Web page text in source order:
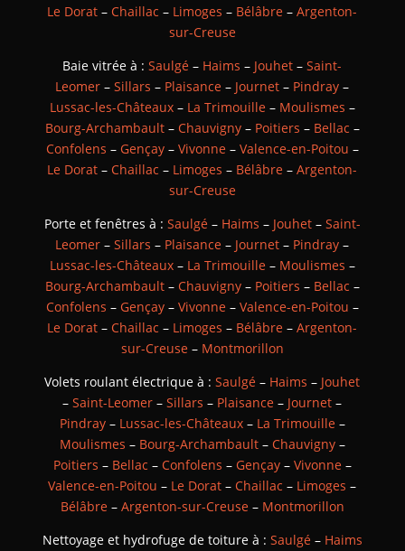
Le Dorat –Chaillac – Limoges – Bélâbre –Argenton-
sur-Creuse
Baie vitrée à :Saulgé – Haims – Jouhet –Saint-
Leomer –Sillars – Plaisance – Journet – Pindray –
Lussac-les-Châteaux– La Trimouille– Moulismes –
Bourg-Archambault– Chauvigny– Poitiers – Bellac –
Confolens – Gençay– Vivonne– Valence-en-Poitou –
Le Dorat –Chaillac – Limoges – Bélâbre –Argenton-
sur-Creuse
Porte et fenêtres à : Saulgé– Haims – Jouhet– Saint-
Leomer –Sillars – Plaisance – Journet – Pindray –
Lussac-les-Châteaux– La Trimouille– Moulismes –
Bourg-Archambault– Chauvigny– Poitiers – Bellac –
Confolens – Gençay– Vivonne– Valence-en-Poitou –
Le Dorat –Chaillac – Limoges – Bélâbre –Argenton-
sur-Creuse– Montmorillon
Volets roulant électrique à :Saulgé – Haims – Jouhet
–Saint-Leomer –Sillars – Plaisance – Journet –
Pindray– Lussac-les-Châteaux– La Trimouille–
Moulismes – Bourg-Archambault– Chauvigny–
Poitiers – Bellac – Confolens – Gençay– Vivonne–
Valence-en-Poitou – Le Dorat –Chaillac – Limoges –
Bélâbre– Argenton-sur-Creuse– Montmorillon
Nettoyage et hydrofuge de toiture à : Saulgé– Haims